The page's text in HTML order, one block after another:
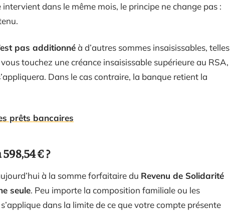
dans le même mois, le principe ne change pas :
pas additionnéà d’autres sommes insaisissables, telles
touchez une créance insaisissable supérieure au RSA,
Dans le cas contraire, la banque retient la
prêts bancaires
€ ?
à la somme forfaitaire du Revenu de Solidarité
seule. Peu importe la composition familiale ou les
dans la limite de ce que votre compte présente